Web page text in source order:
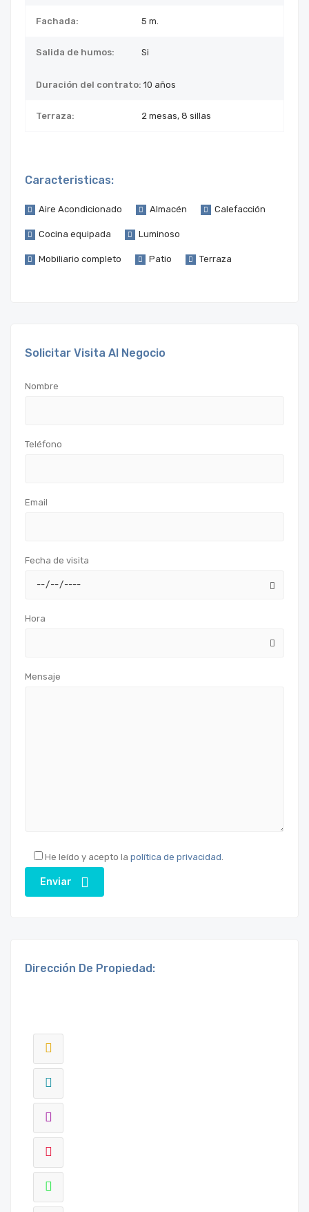
Fachada: 5 m.
Salida de humos: Si
Duración del contrato: 10 años
Terraza: 2 mesas, 8 sillas
Caracteristicas:
Aire Acondicionado Almacén Calefacción
Cocina equipada Luminoso
Mobiliario completo Patio Terraza
Solicitar Visita Al Negocio
Nombre
Teléfono
Email
Fecha de visita
Hora
Mensaje
He leído y acepto la política de privacidad.
Dirección De Propiedad: